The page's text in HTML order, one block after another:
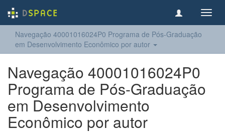
Navegação 40001016024P0 Programa de Pós-Graduação
em Desenvolvimento Econômico por autor
Navegação 40001016024P0
Programa de Pós-Graduação
em Desenvolvimento
Econômico por autor